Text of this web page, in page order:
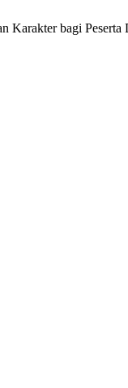
Karakter bagi